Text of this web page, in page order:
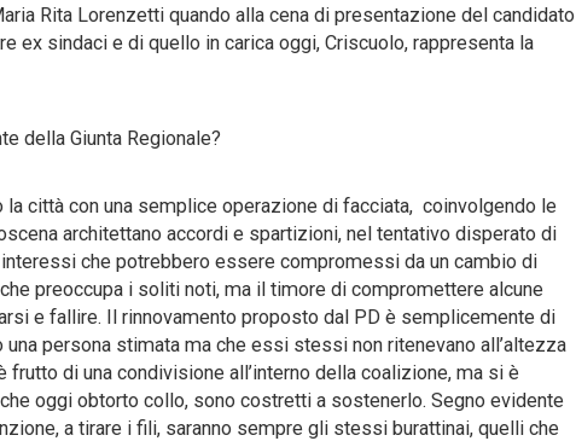
Rita Lorenzetti quando alla cena di presentazione del candidato
ex sindaci e di quello in carica oggi, Criscuolo, rappresenta la
della Giunta Regionale?
città con una semplice operazione di facciata, coinvolgendo le
architettano accordi e spartizioni, nel tentativo disperato di
che potrebbero essere compromessi da un cambio di
preoccupa i soliti noti, ma il timore di compromettere alcune
e fallire. Il rinnovamento proposto dal PD è semplicemente di
persona stimata ma che essi stessi non ritenevano all’altezza
frutto di una condivisione all’interno della coalizione, ma si è
oggi obtorto collo, sono costretti a sostenerlo. Segno evidente
a tirare i fili, saranno sempre gli stessi burattinai, quelli che